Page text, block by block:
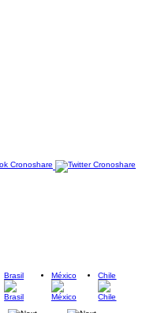
Brasil México Chile